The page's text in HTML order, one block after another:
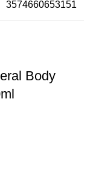
3574660653151
Body